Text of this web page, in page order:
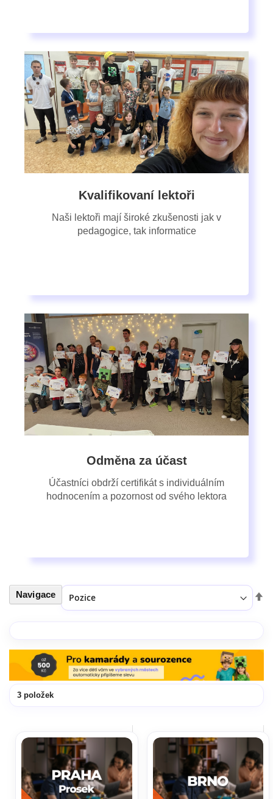
Kvalifikovaní lektoři
Naši lektoři mají široké zkušenosti jak v
pedagogice, tak informatice
Odměna za účast
Účastníci obdrží certifikát s individuálním
hodnocením a pozornost od svého lektora
3 položek
Seřadit podle
Navigace